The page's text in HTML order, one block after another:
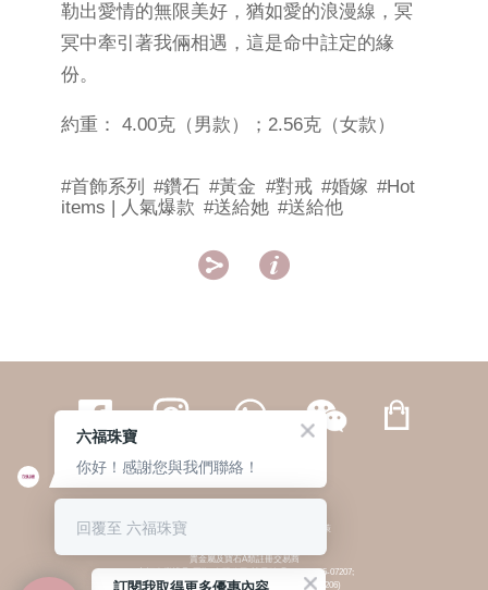
勒出愛情的無限美好，猶如愛的浪漫線，冥
冥中牽引著我倆相遇，這是命中註定的緣
份。
約重： 4.00克（男款）；2.56克（女款）
#首飾系列 #鑽石 #黃金 #對戒 #婚嫁 #Hot
items | 人氣爆款 #送給她 #送給他
 
繁體 | 簡体
© 六福集團 版權所有 不得轉載 私隱政策
貴金屬及寶石A類註冊交易商
(六福企業禮品(國際)有限公司-註冊號碼:A-B-24-05-07207;
六福電子商貿有限公司-註冊號碼:A-B-24-05-07206)
六福珠寶
你好！感謝您與我們聯絡！
回覆至 六福珠寶